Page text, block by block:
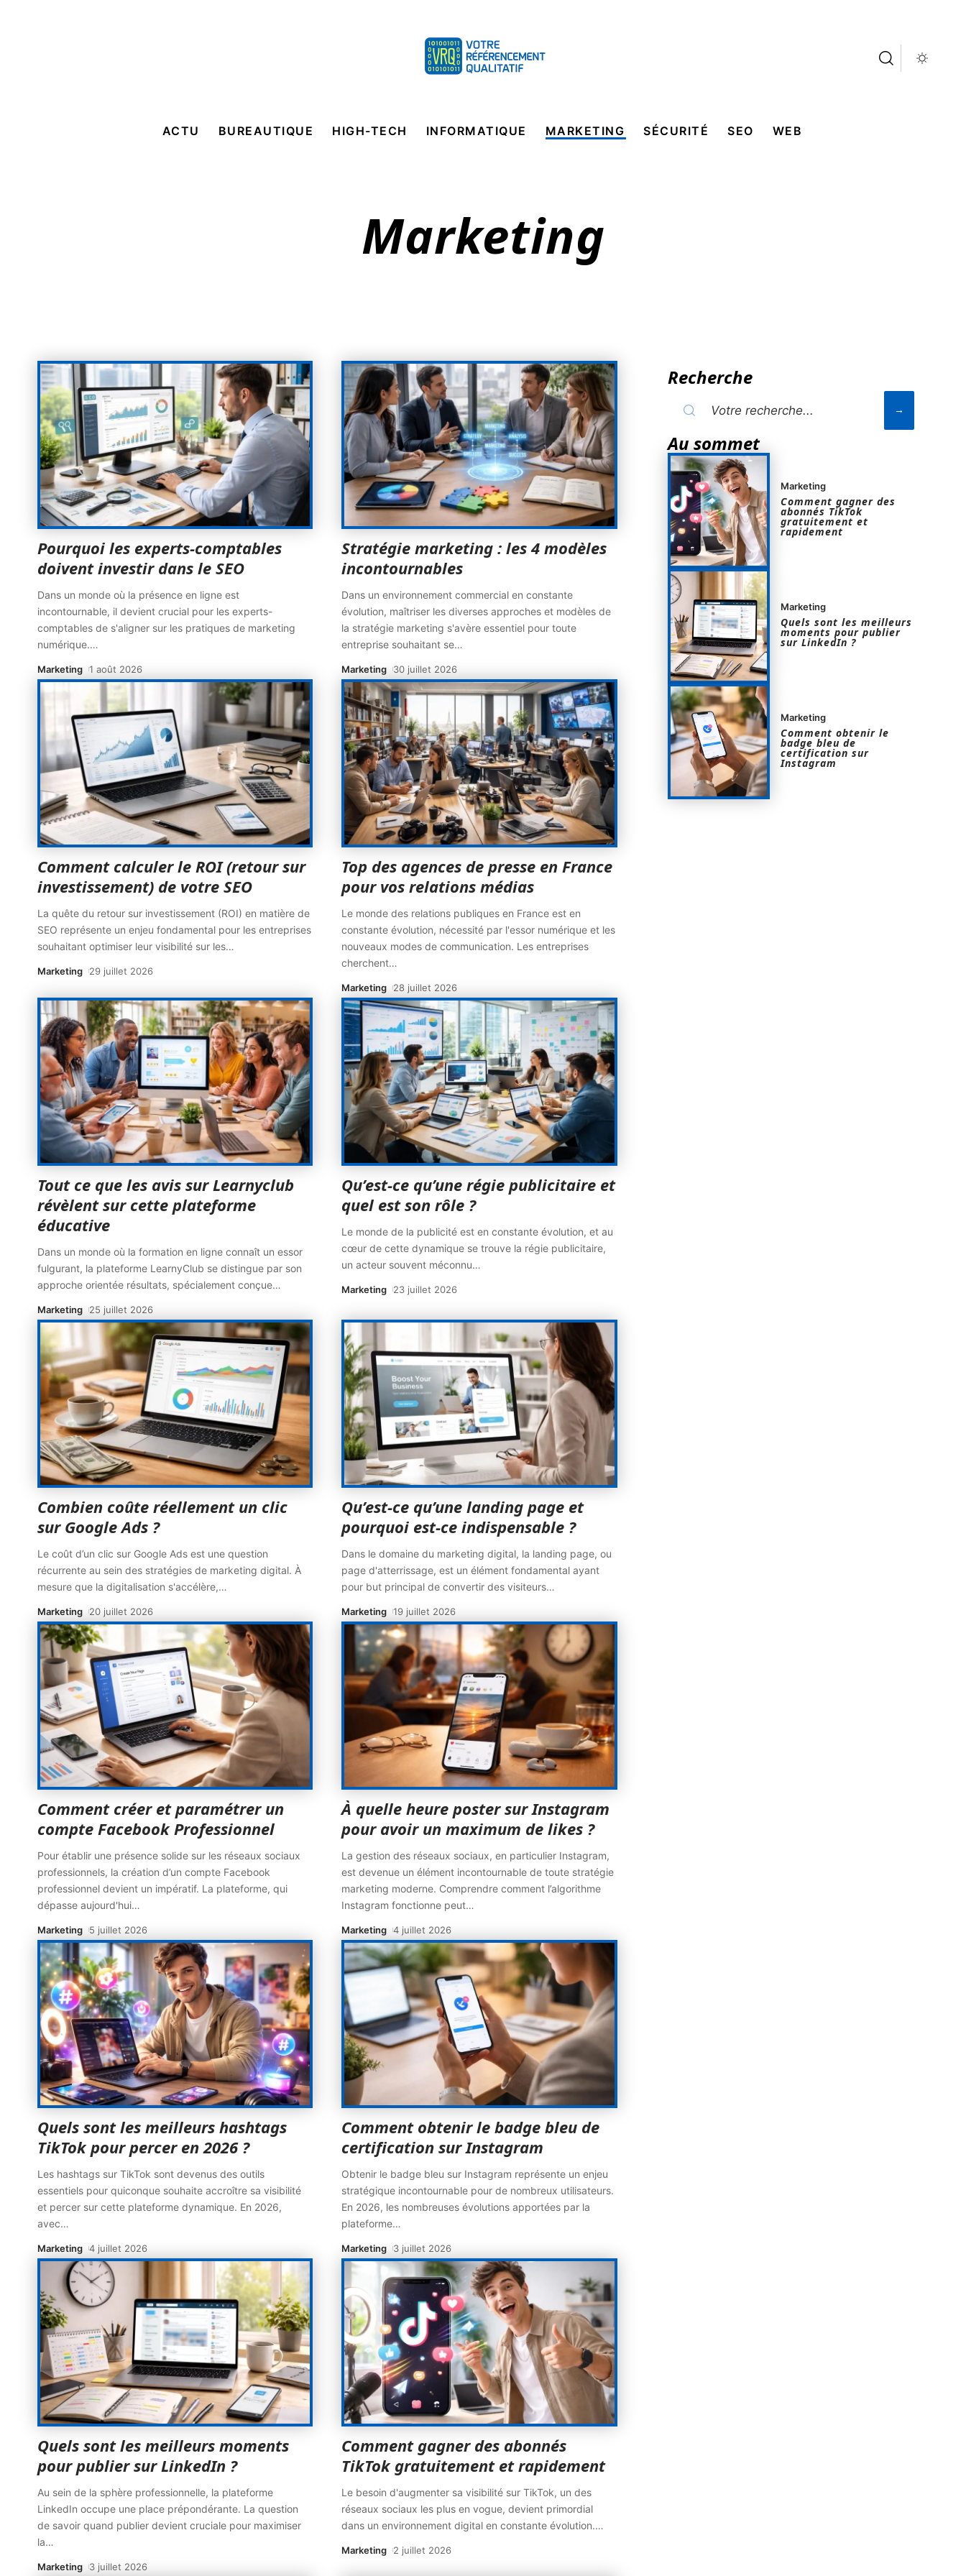
ACTU BUREAUTIQUE HIGH-TECH INFORMATIQUE MARKETING SÉCURITÉ SEO WEB
Marketing
Pourquoi les experts-comptables
doivent investir dans le SEO
Dans un monde où la présence en ligne est
incontournable, il devient crucial pour les experts-
comptables de s'aligner sur les pratiques de marketing
numérique.…
Marketing 1 août 2026
Stratégie marketing : les 4 modèles
incontournables
Dans un environnement commercial en constante
évolution, maîtriser les diverses approches et modèles de
la stratégie marketing s'avère essentiel pour toute
entreprise souhaitant se…
Marketing 30 juillet 2026
Comment calculer le ROI (retour sur
investissement) de votre SEO
La quête du retour sur investissement (ROI) en matière de
SEO représente un enjeu fondamental pour les entreprises
souhaitant optimiser leur visibilité sur les…
Marketing 29 juillet 2026
Top des agences de presse en France
pour vos relations médias
Le monde des relations publiques en France est en
constante évolution, nécessité par l'essor numérique et les
nouveaux modes de communication. Les entreprises
cherchent…
Marketing 28 juillet 2026
Tout ce que les avis sur Learnyclub
révèlent sur cette plateforme
éducative
Dans un monde où la formation en ligne connaît un essor
fulgurant, la plateforme LearnyClub se distingue par son
approche orientée résultats, spécialement conçue…
Marketing 25 juillet 2026
Qu’est-ce qu’une régie publicitaire et
quel est son rôle ?
Le monde de la publicité est en constante évolution, et au
cœur de cette dynamique se trouve la régie publicitaire,
un acteur souvent méconnu…
Marketing 23 juillet 2026
Combien coûte réellement un clic
sur Google Ads ?
Le coût d’un clic sur Google Ads est une question
récurrente au sein des stratégies de marketing digital. À
mesure que la digitalisation s'accélère,…
Marketing 20 juillet 2026
Qu’est-ce qu’une landing page et
pourquoi est-ce indispensable ?
Dans le domaine du marketing digital, la landing page, ou
page d'atterrissage, est un élément fondamental ayant
pour but principal de convertir des visiteurs…
Marketing 19 juillet 2026
Comment créer et paramétrer un
compte Facebook Professionnel
Pour établir une présence solide sur les réseaux sociaux
professionnels, la création d’un compte Facebook
professionnel devient un impératif. La plateforme, qui
dépasse aujourd'hui…
Marketing 5 juillet 2026
À quelle heure poster sur Instagram
pour avoir un maximum de likes ?
La gestion des réseaux sociaux, en particulier Instagram,
est devenue un élément incontournable de toute stratégie
marketing moderne. Comprendre comment l’algorithme
Instagram fonctionne peut…
Marketing 4 juillet 2026
Quels sont les meilleurs hashtags
TikTok pour percer en 2026 ?
Les hashtags sur TikTok sont devenus des outils
essentiels pour quiconque souhaite accroître sa visibilité
et percer sur cette plateforme dynamique. En 2026,
avec…
Marketing 4 juillet 2026
Comment obtenir le badge bleu de
certification sur Instagram
Obtenir le badge bleu sur Instagram représente un enjeu
stratégique incontournable pour de nombreux utilisateurs.
En 2026, les nombreuses évolutions apportées par la
plateforme…
Marketing 3 juillet 2026
Quels sont les meilleurs moments
pour publier sur LinkedIn ?
Au sein de la sphère professionnelle, la plateforme
LinkedIn occupe une place prépondérante. La question
de savoir quand publier devient cruciale pour maximiser
la…
Marketing 3 juillet 2026
Comment gagner des abonnés
TikTok gratuitement et rapidement
Le besoin d'augmenter sa visibilité sur TikTok, un des
réseaux sociaux les plus en vogue, devient primordial
dans un environnement digital en constante évolution.…
Marketing 2 juillet 2026
Recherche
Au sommet
Marketing
Comment gagner des
abonnés TikTok
gratuitement et
rapidement
Marketing
Quels sont les meilleurs
moments pour publier
sur LinkedIn ?
Marketing
Comment obtenir le
badge bleu de
certification sur
Instagram